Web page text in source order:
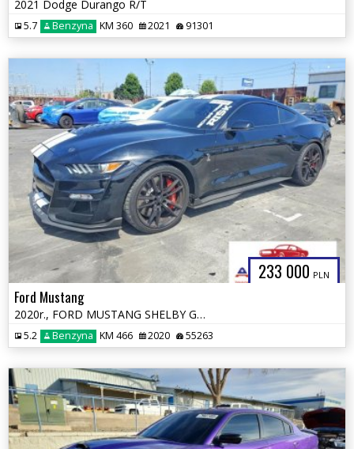
2021 Dodge Durango R/T
5.7 Benzyna KM 360 2021 91301
233 000 PLN
Ford Mustang
2020r., FORD MUSTANG SHELBY GT500, 5.2L, od ubezpieczalni
5.2 Benzyna KM 466 2020 55263